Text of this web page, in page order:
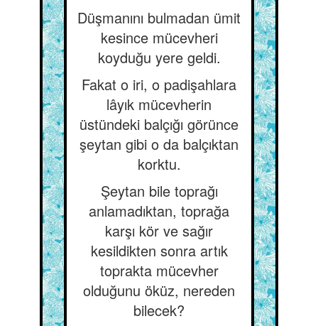
Düşmanını bulmadan ümit
kesince mücevheri
koyduğu yere geldi.
Fakat o iri, o padişahlara
lâyık mücevherin
üstündeki balçığı görünce
şeytan gibi o da balçıktan
korktu.
Şeytan bile toprağı
anlamadıktan, toprağa
karşı kör ve sağır
kesildikten sonra artık
toprakta mücevher
olduğunu öküz, nereden
bilecek?